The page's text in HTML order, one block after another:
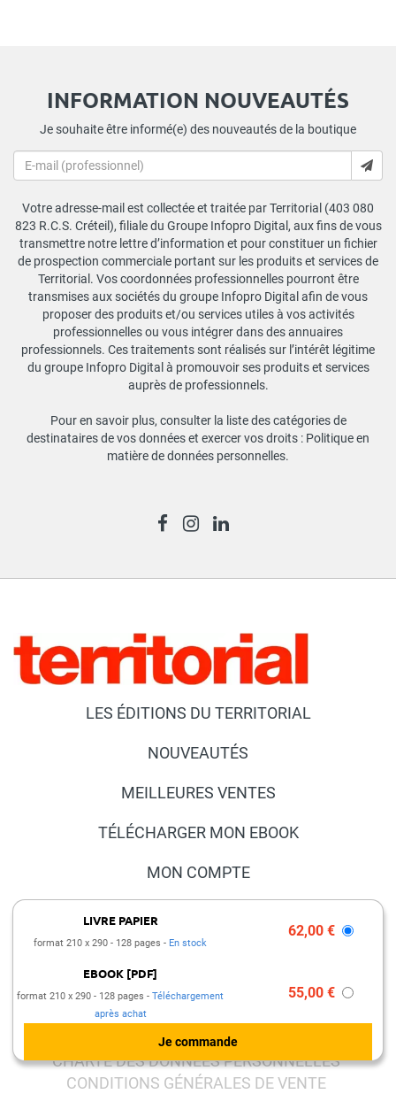
LIVRE PAPIER
format 210 x 290 128 pages En stock
62,00 €
EBOOK [PDF]
format 210 x 290 128 pages
Téléchargement
après achat
55,00 €
INFORMATION NOUVEAUTÉS
Je souhaite être informé(e) des nouveautés de la boutique
Votre adresse-mail est collectée et traitée par Territorial (403 080
823 R.C.S. Créteil), filiale du Groupe Infopro Digital, aux fins de vous
transmettre notre lettre d’information et pour constituer un fichier
de prospection commerciale portant sur les produits et services de
Territorial. Vos coordonnées professionnelles pourront être
transmises aux sociétés du groupe Infopro Digital afin de vous
proposer des produits et/ou services utiles à vos activités
professionnelles ou vous intégrer dans des annuaires
professionnels. Ces traitements sont réalisés sur l’intérêt légitime
du groupe Infopro Digital à promouvoir ses produits et services
auprès de professionnels.
Pour en savoir plus, consulter la liste des catégories de
destinataires de vos données et exercer vos droits : Politique en
matière de données personnelles.
LES ÉDITIONS DU TERRITORIAL
NOUVEAUTÉS
MEILLEURES VENTES
TÉLÉCHARGER MON EBOOK
MON COMPTE
FAQ
PRESSE ET PARTENARIATS
MENTIONS LÉGALES
CHARTE DES DONNÉES PERSONNELLES
CONDITIONS GÉNÉRALES DE VENTE